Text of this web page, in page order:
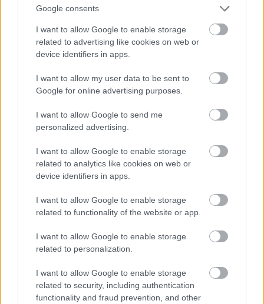
Google consents
I want to allow Google to enable storage
related to advertising like cookies on web or
device identifiers in apps.
I want to allow my user data to be sent to
Google for online advertising purposes.
I want to allow Google to send me
personalized advertising.
I want to allow Google to enable storage
related to analytics like cookies on web or
device identifiers in apps.
I want to allow Google to enable storage
related to functionality of the website or app.
I want to allow Google to enable storage
related to personalization.
I want to allow Google to enable storage
related to security, including authentication
functionality and fraud prevention, and other
Aki szintén nem volt rossz pasi régen
Fotó: Donaldson Collection / Europress / Getty